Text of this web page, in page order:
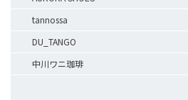
tannossa
DU_TANGO
中川ワニ珈琲